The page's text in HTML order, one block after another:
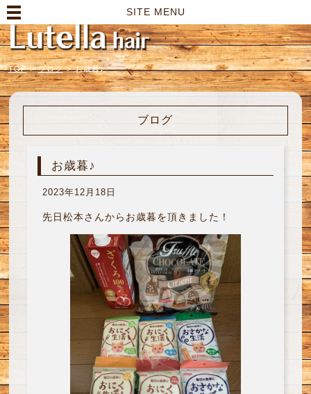
SITE MENU
TOP > ブログ > お歳暮♪
ブログ
お歳暮♪
2023年12月18日
先日松本さんからお歳暮を頂きました！